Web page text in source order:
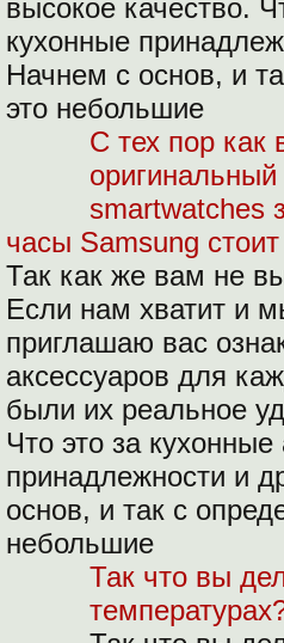
высокое качество.
кухонные
Начнем с основ, и
это небольшие
С тех пор как
smartwatches
часы Samsung стоит
Так как же вам не
Если нам хватит и
приглашаю вас
аксессуаров для
были их реальное
Что это за
принадлежности и
основ, и так с
небольшие
Так что вы